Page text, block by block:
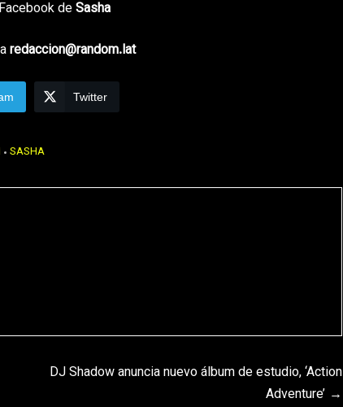
deSasha
redaccion@random.lat
Twitter
SASHA
DJ Shadow anuncia nuevo álbum de estudio, ‘Action
Adventure’